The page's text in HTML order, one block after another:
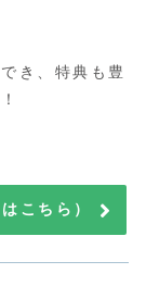
き、特典も豊
こちら）